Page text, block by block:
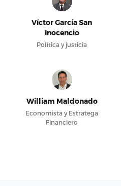
Víctor García San
Inocencio
Política y justicia
William Maldonado
Economista y Estratega
Financiero